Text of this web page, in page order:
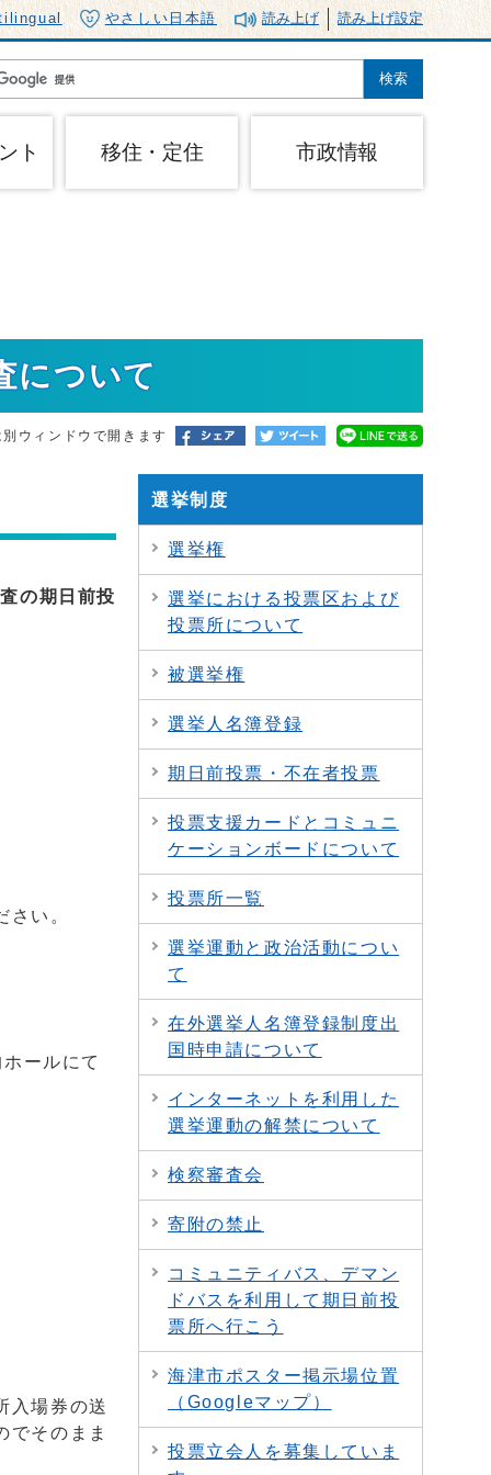
やさしい日本語 読み上げ 読み上げ設定
ト 移住・定住 市政情報
について
ウィンドウで開きます
の期日前投
い。
ールにて
入場券の送
でそのまま
選挙制度
選挙権
選挙における投票区および
投票所について
被選挙権
選挙人名簿登録
期日前投票・不在者投票
投票支援カードとコミュニ
ケーションボードについて
投票所一覧
選挙運動と政治活動につい
て
在外選挙人名簿登録制度出
国時申請について
インターネットを利用した
選挙運動の解禁について
検察審査会
寄附の禁止
コミュニティバス、デマン
ドバスを利用して期日前投
票所へ行こう
海津市ポスター掲示場位置
（Googleマップ）
投票立会人を募集していま